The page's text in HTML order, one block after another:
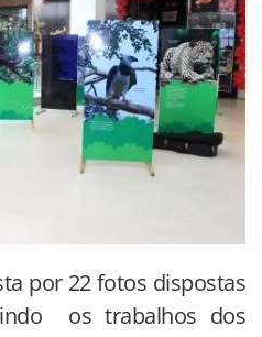
por 22 fotos dispostas
os trabalhos dos